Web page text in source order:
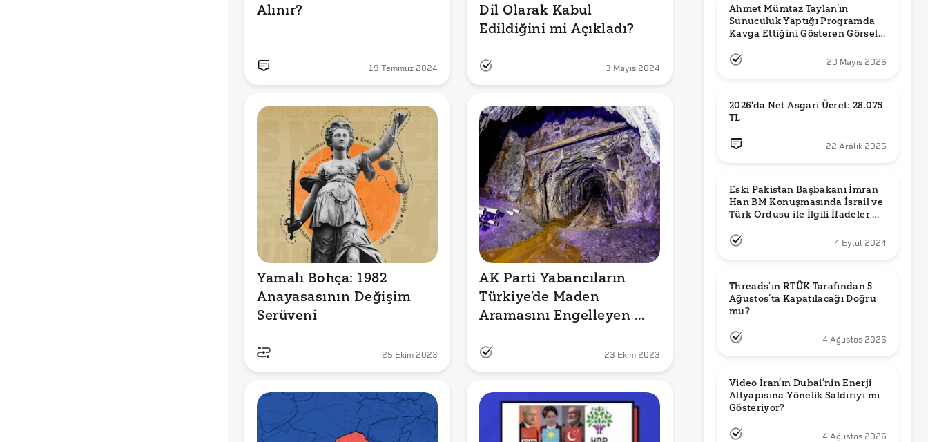
Alınır?
19 Temmuz 2024
Dil Olarak Kabul
Edildiğini mi Açıkladı?
3 Mayıs 2024
Yamalı Bohça: 1982
Anayasasının Değişim
Serüveni
25 Ekim 2023
AK Parti Yabancıların
Türkiye’de Maden
Aramasını Engelleyen
23 Ekim 2023
Ahmet Mümtaz Taylan’ın
Sunuculuk Yaptığı Programda
Kavga Ettiğini Gösteren Görsel
20 Mayıs 2026
2026'da Net Asgari Ücret: 28.075
TL
22 Aralık 2025
Eski Pakistan Başbakanı İmran
Han BM Konuşmasında İsrail ve
Türk Ordusu ile İlgili İfadeler mi
4 Eylül 2024
Threads’ın RTÜK Tarafından 5
Ağustos’ta Kapatılacağı Doğru
mu?
4 Ağustos 2026
Video İran’ın Dubai’nin Enerji
Altyapısına Yönelik Saldırıyı mı
Gösteriyor?
4 Ağustos 2026